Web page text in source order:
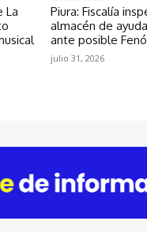
La
Piura: Fiscalía
almacén de
ante posible
julio 31, 2026